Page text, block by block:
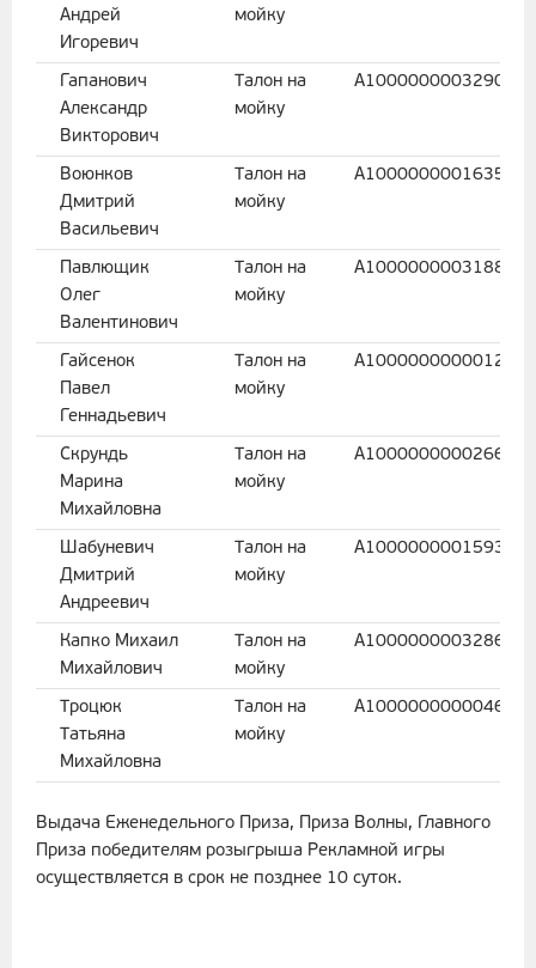
Андрей
Игоревич
мойку
Гапанович
Александр
Викторович
Талон на
мойку
A100000000329010
Воюнков
Дмитрий
Васильевич
Талон на
мойку
A100000000163551
Павлющик
Олег
Валентинович
Талон на
мойку
A100000000318846
Гайсенок
Павел
Геннадьевич
Талон на
мойку
A100000000001211
Скрундь
Марина
Михайловна
Талон на
мойку
A100000000026654
Шабуневич
Дмитрий
Андреевич
Талон на
мойку
A100000000159307
Капко Михаил
Михайлович
Талон на
мойку
A100000000328618
Троцюк
Татьяна
Михайловна
Талон на
мойку
A100000000004620
Выдача Еженедельного Приза, Приза Волны, Главного
Приза победителям розыгрыша Рекламной игры
осуществляется в срок не позднее 10 суток.